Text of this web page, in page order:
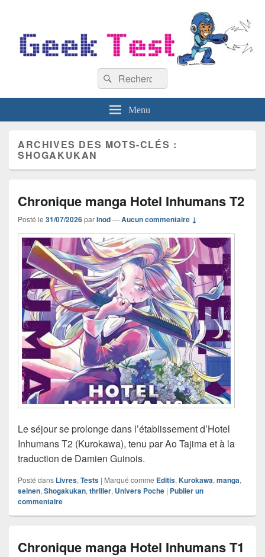
Recherche :
Rechercher
Menu
ARCHIVES DES MOTS-CLÉS :
SHOGAKUKAN
Chronique manga Hotel Inhumans T2
Posté le 31/07/2026parInod—Aucun commentaire ↓
Le séjour se prolonge dans l’établissement d’Hotel
Inhumans T2 (Kurokawa), tenu par Ao Tajima et à la
traduction de Damien Guinois.
Posté dans Livres, Tests | Marqué comme Editis, Kurokawa, manga,
seinen, Shogakukan, thriller, Univers Poche | Publier un
commentaire
Chronique manga Hotel Inhumans T1